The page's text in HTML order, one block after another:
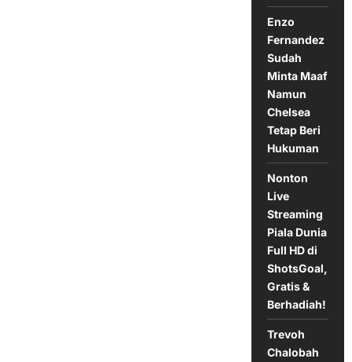
Enzo
Fernandez
Sudah
Minta Maaf
Namun
Chelsea
Tetap Beri
Hukuman
Nonton
Live
Streaming
Piala Dunia
Full HD di
ShotsGoal,
Gratis &
Berhadiah!
Trevoh
Chalobah